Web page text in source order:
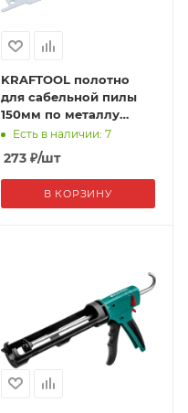
KRAFTOOL полотно
для сабельной пилы
150мм по металлу
шаг1,4 мм
Есть в наличии: 7
273₽/шт
В КОРЗИНУ